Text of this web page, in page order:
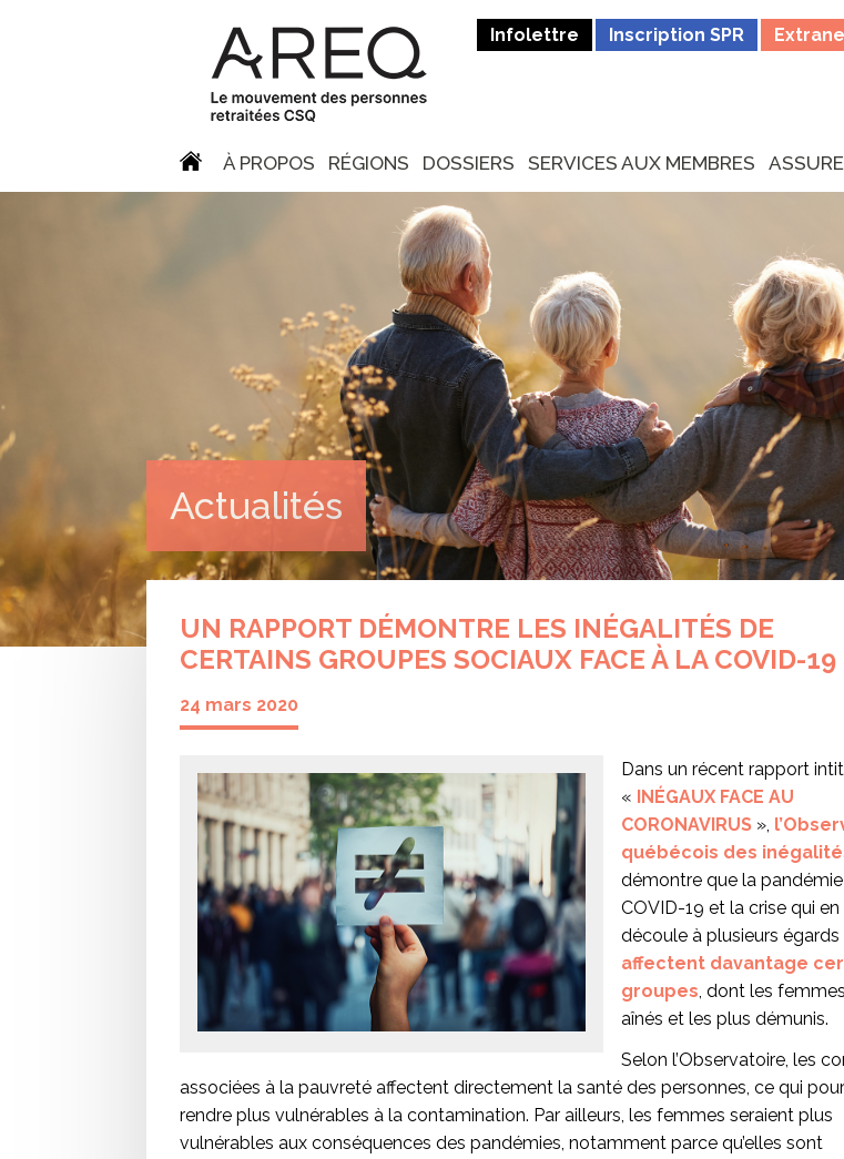
Infolettre Inscription SPR
À PROPOS RÉGIONS DOSSIERS SERVICES AUX MEMBRES
Actualités
UN RAPPORT DÉMONTRE LES INÉGALITÉS DE
CERTAINS GROUPES SOCIAUX FACE À LA COVID-19
24 mars 2020
Dans un récent rapport
« INÉGAUX FACE AU
CORONAVIRUS »,
québécois des
démontre que la
COVID-19 et la crise qui en
découle à plusieurs égards
affectent davantage
groupes , dont les
aînés et les plus démunis.
Selon l’Observatoire, les
associées à la pauvreté affectent directement la santé des personnes, ce qui
rendre plus vulnérables à la contamination. Par ailleurs, les femmes seraient plus
vulnérables aux conséquences des pandémies, notamment parce qu’elles sont